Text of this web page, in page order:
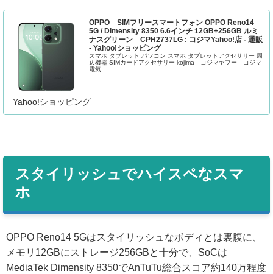
OPPO SIMフリースマートフォン OPPO Reno14
5G / Dimensity 8350 6.6インチ 12GB+256GB ルミ
ナスグリーン CPH2737LG : コジマYahoo!店 - 通販
- Yahoo!ショッピング
スマホ タブレット パソコン スマホ タブレットアクセサリー 周
辺機器 SIMカードアクセサリー kojima コジマヤフー コジマ
電気
Yahoo!ショッピング
スタイリッシュでハイスペなスマ
ホ
OPPO Reno14 5Gはスタイリッシュなボディとは裏腹に、
メモリ12GBにストレージ256GBと十分で、SoCは
MediaTek Dimensity 8350でAnTuTu総合スコア約140万程度